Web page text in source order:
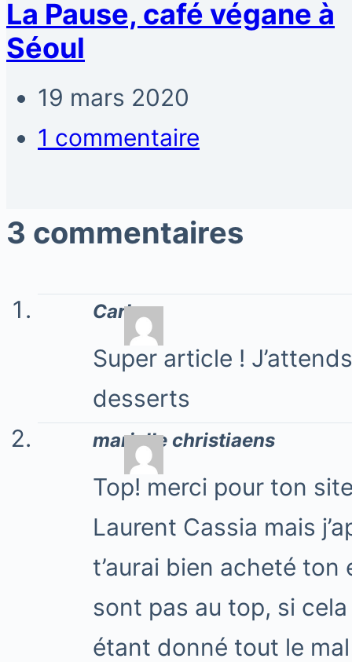
La Pause, café végane à
Séoul
19 mars 2020
1 commentaire
3 commentaires
Carla
Super article !
desserts
marielle christiaens
Top! merci pour ton
Laurent Cassia mais
t’aurai bien acheté
sont pas au top, si cela
étant donné tout le